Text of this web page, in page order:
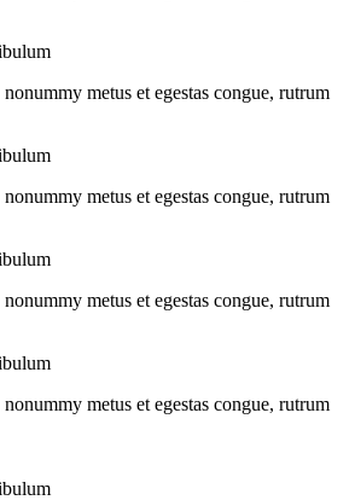
metus et egestas congue, rutrum
metus et egestas congue, rutrum
metus et egestas congue, rutrum
metus et egestas congue, rutrum